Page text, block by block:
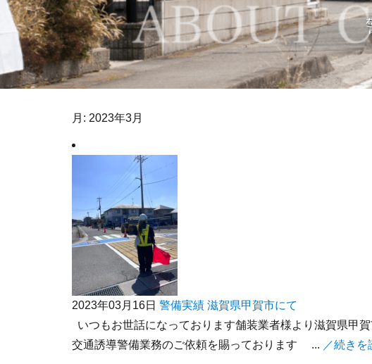
月: 2023年3月
2023年03月16日 警備実績 滋賀県甲賀市にて
いつもお世話になっております舗装業者様より滋賀県甲
交通誘導警備業務のご依頼を賜っております ... ／続きを